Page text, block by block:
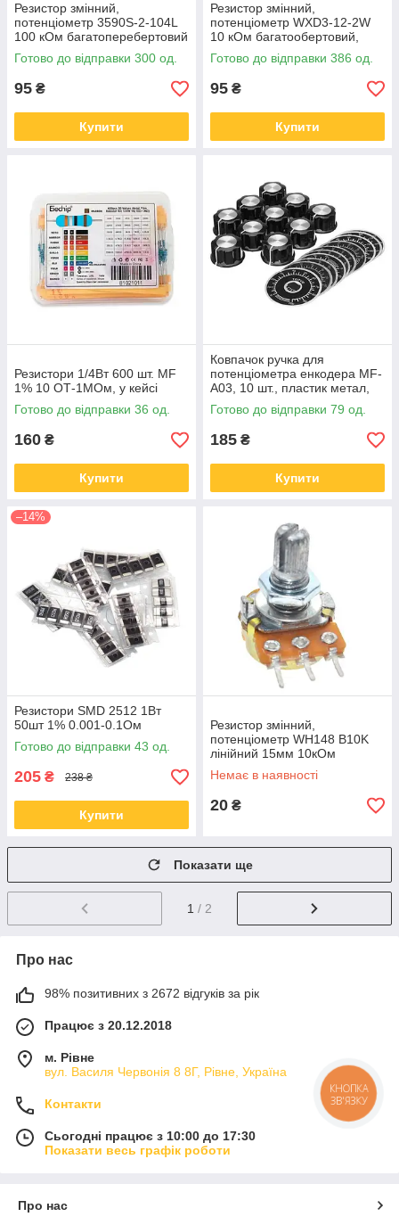
Резистор змінний,
потенціометр 3590S-2-104L
100 кОм багатоперебертовий
Готово до відправки 300 од.
95 ₴
Купити
Резистор змінний,
потенціометр WXD3-12-2W
10 кОм багатообертовий,
ковпачок
Готово до відправки 386 од.
95 ₴
Купити
Резистори 1/4Вт 600 шт. MF
1% 10 ОТ-1МОм, у кейсі
Готово до відправки 36 од.
160 ₴
Купити
Ковпачок ручка для
потенціометра енкодера MF-
A03, 10 шт., пластик метал,
26.5 мм
Готово до відправки 79 од.
185 ₴
Купити
–14%
Резистори SMD 2512 1Вт
50шт 1% 0.001-0.1Ом
Готово до відправки 43 од.
205 ₴ 238 ₴
Купити
Резистор змінний,
потенціометр WH148 B10K
лінійний 15мм 10кОм
Немає в наявності
20 ₴
Показати ще
1 / 2
Про нас
98% позитивних з 2672 відгуків за рік
Працює з 20.12.2018
м. Рівне
вул. Василя Червонія 8 8Г, Рівне, Україна
Контакти
Сьогодні працює з 10:00 до 17:30
Показати весь графік роботи
Про нас
КНОПКА
ЗВ'ЯЗКУ